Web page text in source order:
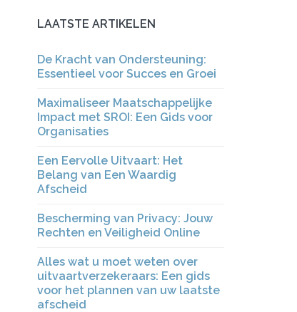
LAATSTE ARTIKELEN
De Kracht van Ondersteuning:
Essentieel voor Succes en Groei
Maximaliseer Maatschappelijke
Impact met SROI: Een Gids voor
Organisaties
Een Eervolle Uitvaart: Het
Belang van Een Waardig
Afscheid
Bescherming van Privacy: Jouw
Rechten en Veiligheid Online
Alles wat u moet weten over
uitvaartverzekeraars: Een gids
voor het plannen van uw laatste
afscheid